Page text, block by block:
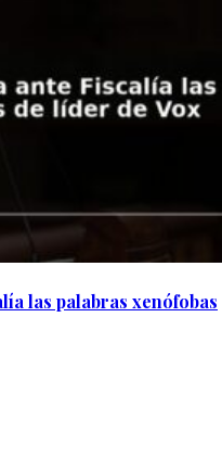
las palabras xenófobas